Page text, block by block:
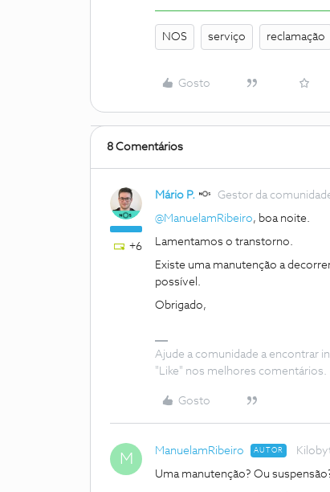
NOS serviço reclamação
Gosto
8 Comentários
+6
Mário P. Gestor da
@ManuelamRibeiro, boa noite.
Lamentamos o transtorno.
Existe uma manutenção a
possível.
Obrigado,
Ajude a comunidade a encontrar
"Like" nos melhores comentários.
Gosto
M ManuelamRibeiro AUTOR
Uma manutenção? Ou